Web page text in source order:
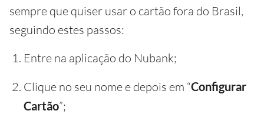
sempre que quiser usar o cartão fora do Brasil,
seguindo estes passos:
Entre na aplicação do Nubank;
Clique no seu nome e depois em “Configurar
Cartão”;